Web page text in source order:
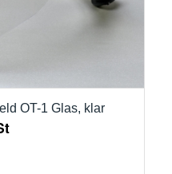
OT-1 Glas, klar